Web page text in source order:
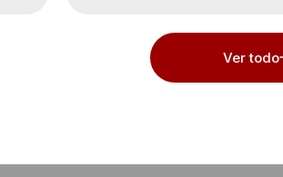
Ver todo